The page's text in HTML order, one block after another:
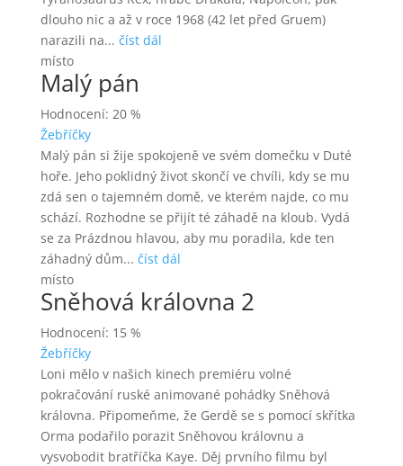
dlouho nic a až v roce 1968 (42 let před Gruem)
narazili na... číst dál
místo
Malý pán
Hodnocení: 20 %
Žebříčky
Malý pán si žije spokojeně ve svém domečku v Duté
hoře. Jeho poklidný život skončí ve chvíli, kdy se mu
zdá sen o tajemném domě, ve kterém najde, co mu
schází. Rozhodne se přijít té záhadě na kloub. Vydá
se za Prázdnou hlavou, aby mu poradila, kde ten
záhadný dům... číst dál
místo
Sněhová královna 2
Hodnocení: 15 %
Žebříčky
Loni mělo v našich kinech premiéru volné
pokračování ruské animované pohádky Sněhová
královna. Připomeňme, že Gerdě se s pomocí skřítka
Orma podařilo porazit Sněhovou královnu a
vysvobodit bratříčka Kaye. Děj prvního filmu byl